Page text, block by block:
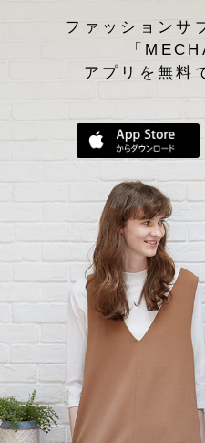
ファッションサ
「
アプリを無料